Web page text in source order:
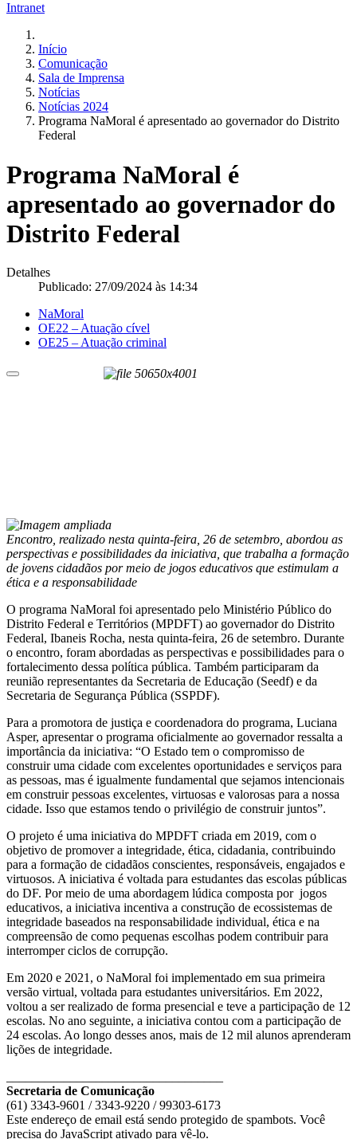
Intranet
Início
Comunicação
Sala de Imprensa
Notícias
Notícias 2024
Programa NaMoral é apresentado ao governador do Distrito
Federal
Programa NaMoral é
apresentado ao governador do
Distrito Federal
Detalhes
Publicado: 27/09/2024 às 14:34
NaMoral
OE22 – Atuação cível
OE25 – Atuação criminal
Encontro, realizado nesta quinta-feira, 26 de setembro, abordou as
perspectivas e possibilidades da iniciativa, que trabalha a formação
de jovens cidadãos por meio de jogos educativos que estimulam a
ética e a responsabilidade
O programa NaMoral foi apresentado pelo Ministério Público do
Distrito Federal e Territórios (MPDFT) ao governador do Distrito
Federal, Ibaneis Rocha, nesta quinta-feira, 26 de setembro. Durante
o encontro, foram abordadas as perspectivas e possibilidades para o
fortalecimento dessa política pública. Também participaram da
reunião representantes da Secretaria de Educação (Seedf) e da
Secretaria de Segurança Pública (SSPDF).
Para a promotora de justiça e coordenadora do programa, Luciana
Asper, apresentar o programa oficialmente ao governador ressalta a
importância da iniciativa: “O Estado tem o compromisso de
construir uma cidade com excelentes oportunidades e serviços para
as pessoas, mas é igualmente fundamental que sejamos intencionais
em construir pessoas excelentes, virtuosas e valorosas para a nossa
cidade. Isso que estamos tendo o privilégio de construir juntos”.
O projeto é uma iniciativa do MPDFT criada em 2019, com o
objetivo de promover a integridade, ética, cidadania, contribuindo
para a formação de cidadãos conscientes, responsáveis, engajados e
virtuosos. A iniciativa é voltada para estudantes das escolas públicas
do DF. Por meio de uma abordagem lúdica composta por jogos
educativos, a iniciativa incentiva a construção de ecossistemas de
integridade baseados na responsabilidade individual, ética e na
compreensão de como pequenas escolhas podem contribuir para
interromper ciclos de corrupção.
Em 2020 e 2021, o NaMoral foi implementado em sua primeira
versão virtual, voltada para estudantes universitários. Em 2022,
voltou a ser realizado de forma presencial e teve a participação de 12
escolas. No ano seguinte, a iniciativa contou com a participação de
24 escolas. Ao longo desses anos, mais de 12 mil alunos aprenderam
lições de integridade.
Secretaria de Comunicação
(61) 3343-9601 / 3343-9220 / 99303-6173
Este endereço de email está sendo protegido de spambots. Você
precisa do JavaScript ativado para vê-lo.